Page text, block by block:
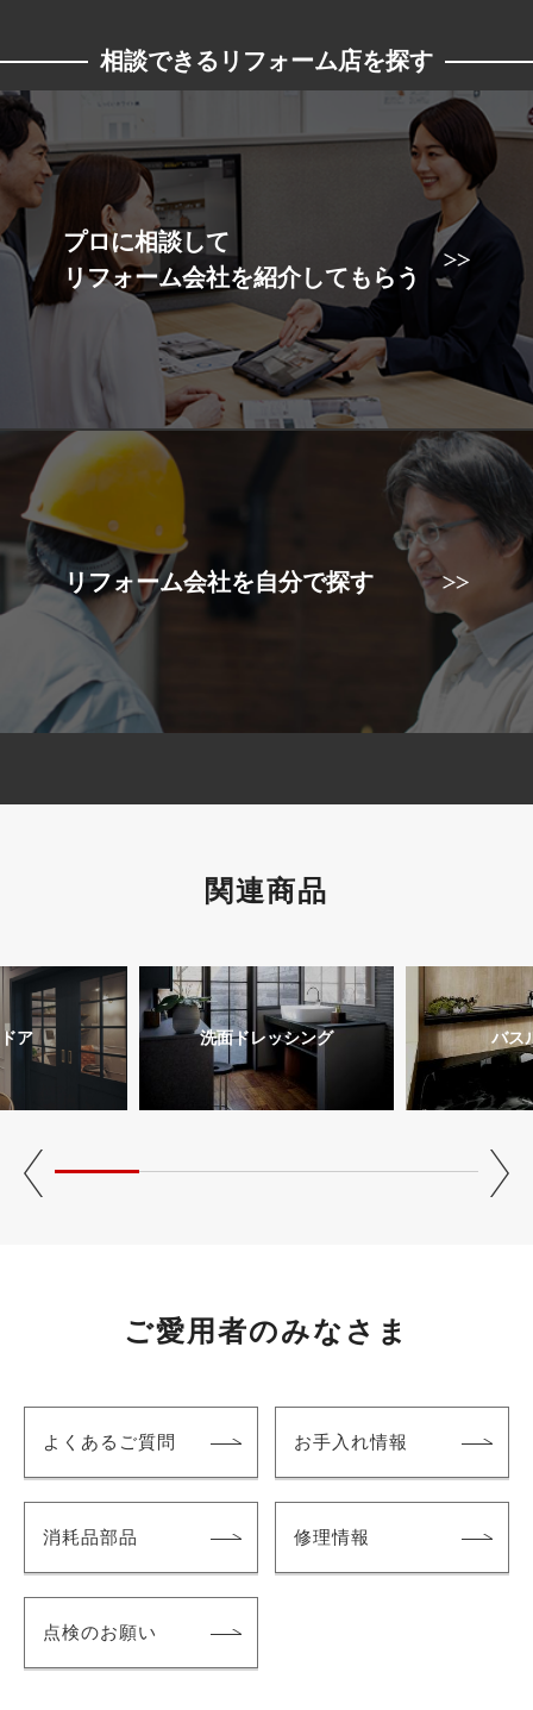
相談できるリフォーム店を探す
プロに相談して
リフォーム会社を紹介してもらう
リフォーム会社を自分で探す
関連商品
ア 洗面ドレッシング バス
ご愛用者のみなさま
よくあるご質問 お手入れ情報
消耗品部品 修理情報
点検のお願い